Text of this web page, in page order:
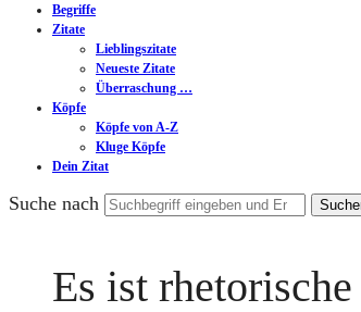
Begriffe
Zitate
Lieblingszitate
Neueste Zitate
Überraschung …
Köpfe
Köpfe von A-Z
Kluge Köpfe
Dein Zitat
Suche nach
Es ist rhetorische